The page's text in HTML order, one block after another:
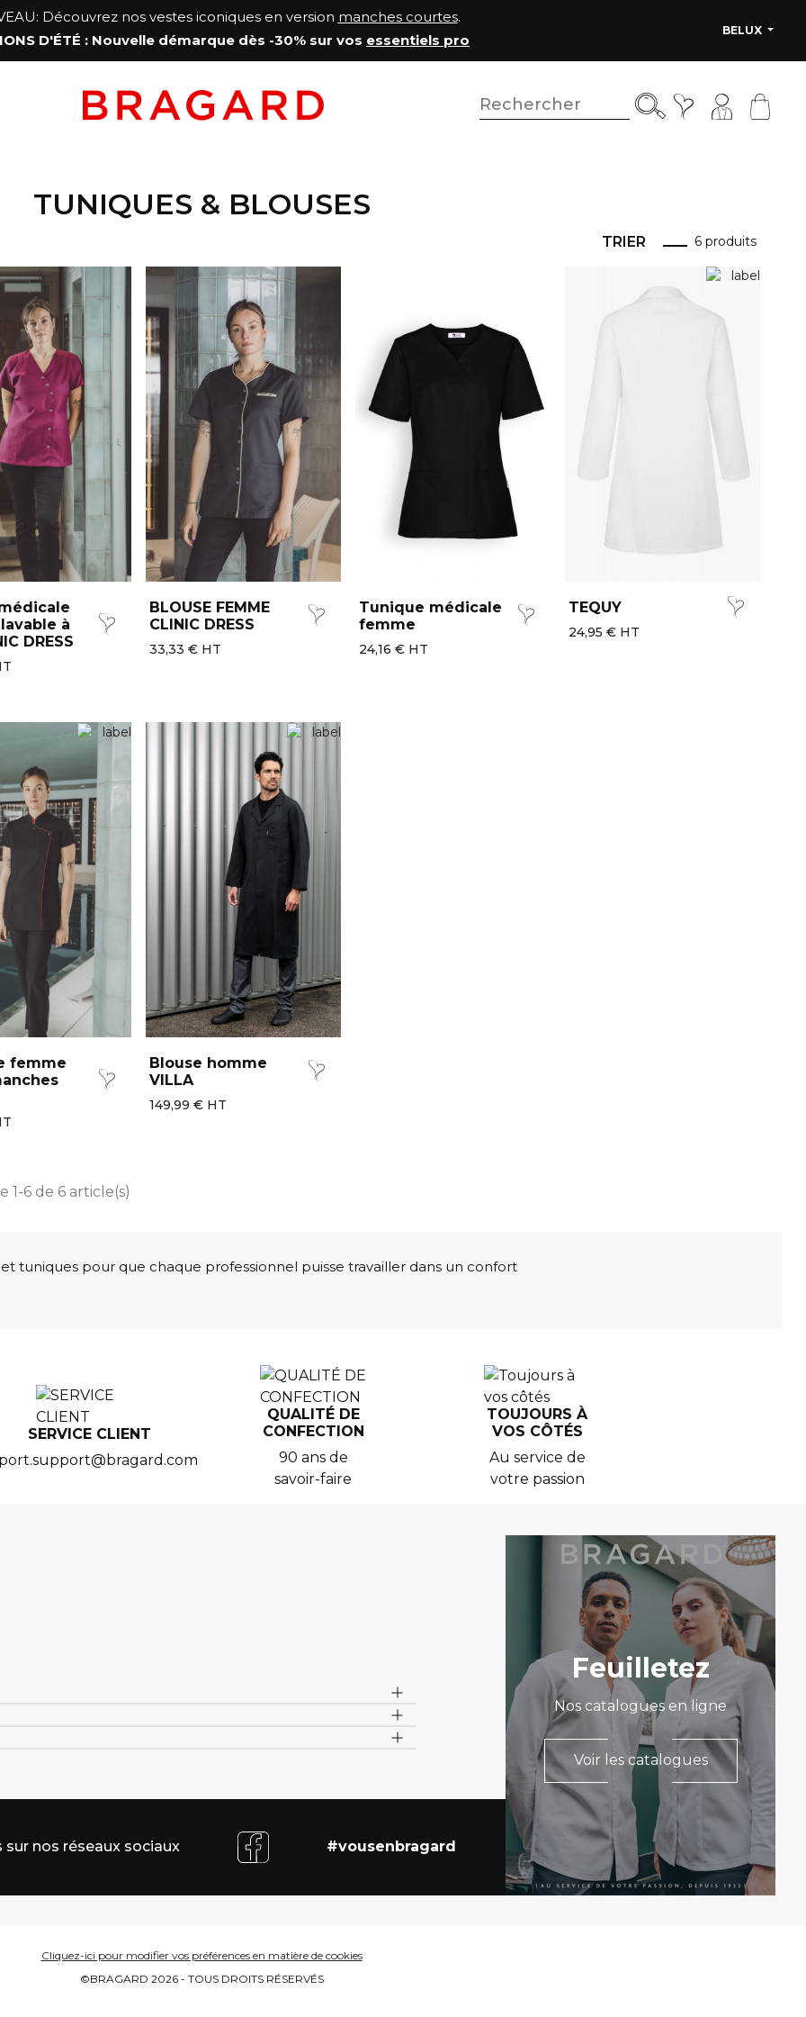
Découvrez nos vestes iconiques en version manches courtes.
D'ÉTÉ : Nouvelle démarque dès -30% sur vos essentiels pro
BELUX
TUNIQUES & BLOUSES
TRIER 6 produits
à
DRESS
BLOUSE FEMME
CLINIC DRESS
33,33 € HT
Tunique médicale
femme
24,16 € HT
TEQUY
24,95 € HT
femme
Blouse homme
VILLA
149,99 € HT
1-6 de 6 article(s)
tuniques pour que chaque professionnel puisse travailler dans un confort
SERVICE CLIENT
QUALITÉ DE
CONFECTION
90 ans de
savoir-faire
TOUJOURS À
VOS CÔTÉS
Au service de
votre passion
sur nos réseaux sociaux #vousenbragard
Feuilletez
Nos catalogues en ligne
Voir les catalogues
Cliquez-ici pour modifier vos préférences en matière de cookies
©BRAGARD 2026 - TOUS DROITS RÉSERVÉS